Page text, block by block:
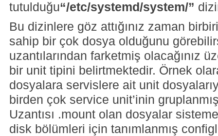
tutulduğu“/etc/systemd/system/”
Bu dizinlere göz attığınız zaman
sahip bir çok dosya olduğunu
uzantılarından farketmiş olacağınız
bir unit tipini belirtmektedir. Örnek
dosyalara servislere ait unit
birden çok service unit’inin
Uzantısı .mount olan dosyalar
disk bölümleri için tanımlanmış